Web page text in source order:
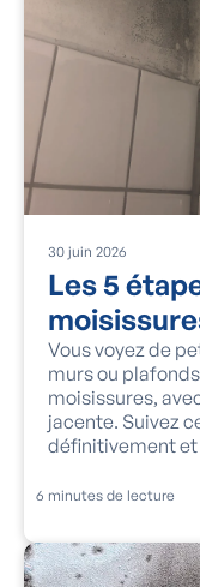
30 juin 2026
Les 5
Vous voyez de
murs ou
moisissures,
jacente. Suivez
définitivement et
6 minutes de lecture